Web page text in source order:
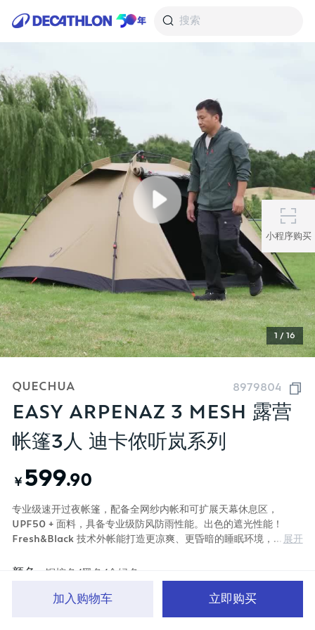
搜索
小程序购买
1 / 16
QUECHUA 8979804
EASY ARPENAZ 3 MESH 露营
帐篷3人 迪卡侬听岚系列
￥ 599.90
专业级速开过夜帐篷，配备全网纱内帐和可扩展天幕休息区，
UPF50 + 面料，具备专业级防风防雨性能。出色的遮光性能！
Fresh&Black 技术外帐能打造更凉爽、更昏暗的睡眠环境，
毫米。（新老交替，包装图和fresh&blask标签更新）
展开
颜色 铜棕色/黑色/金绿色
加入购物车 立即购买